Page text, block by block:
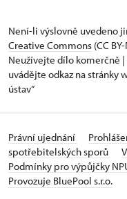
Není-li výslovně uvedeno
Creative Commons (CC
Neužívejte dílo komerčně |
uvádějte odkaz na stránky
ústav“
Právní ujednání
spotřebitelských sporů
Podmínky pro výpůjčky
Provozuje BluePool s.r.o.